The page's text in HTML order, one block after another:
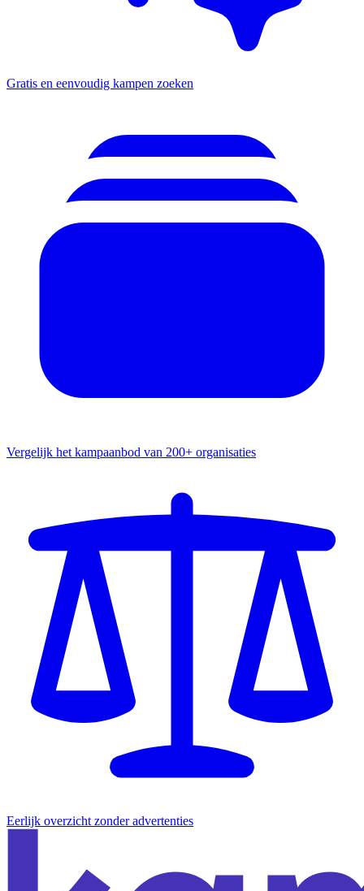
Gratis en eenvoudig kampen zoeken
Vergelijk het kampaanbod van 200+ organisaties
Eerlijk overzicht zonder advertenties